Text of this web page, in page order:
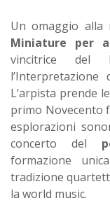
Un omaggio alla
Miniature per
vincitrice del
l’Interpretazione
L’arpista prende
primo Novecento
esplorazioni
concerto del
formazione
tradizione
la world music.